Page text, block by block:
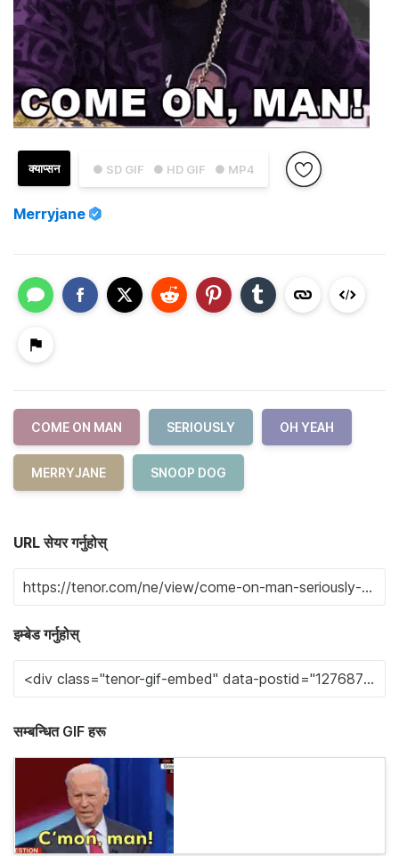
● SD GIF ● HD GIF ● MP4
क्याप्सन
Merryjane
COME ON MAN SERIOUSLY OH YEAH
MERRYJANE SNOOP DOG
URL सेयर गर्नुहोस्
इम्बेड गर्नुहोस्
सम्बन्धित GIF हरू